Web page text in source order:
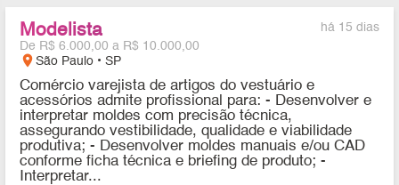
há 15 dias
Modelista
De R$ 6.000,00 a R$ 10.000,00
location_onSão Paulo • SP
Comércio varejista de artigos do vestuário e
acessórios admite profissional para: - Desenvolver e
interpretar moldes com precisão técnica,
assegurando vestibilidade, qualidade e viabilidade
produtiva; - Desenvolver moldes manuais e/ou CAD
conforme ficha técnica e briefing de produto; -
Interpretar...